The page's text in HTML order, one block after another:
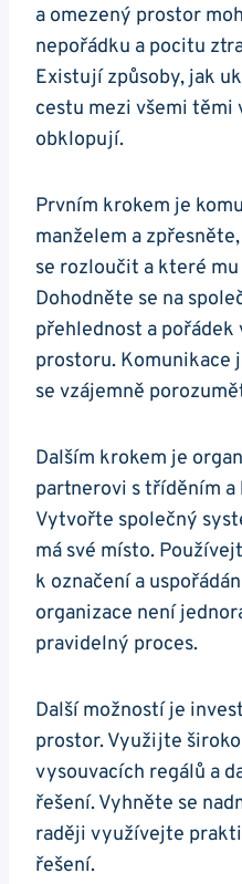
a omezený prostor
nepořádku a pocitu
Existují způsoby, jak
cestu mezi všemi těmi
obklopují.
Prvním krokem je
manželem a
se rozloučit a které
Dohodněte se na
přehlednost a pořádek
prostoru. Komunikace
se vzájemně
Dalším krokem je
partnerovi s tříděním
Vytvořte společný
má své místo.
k označení a
organizace není
pravidelný proces.
Další možností je
prostor. Využijte
vysouvacích regálů a
řešení. Vyhněte se
raději využívejte
řešení.